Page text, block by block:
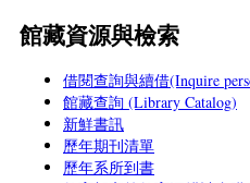
館藏資源與檢索
借閱查詢與續借(Inquire
館藏查詢 (Library Catalog)
新鮮書訊
歷年期刊清單
歷年系所到書